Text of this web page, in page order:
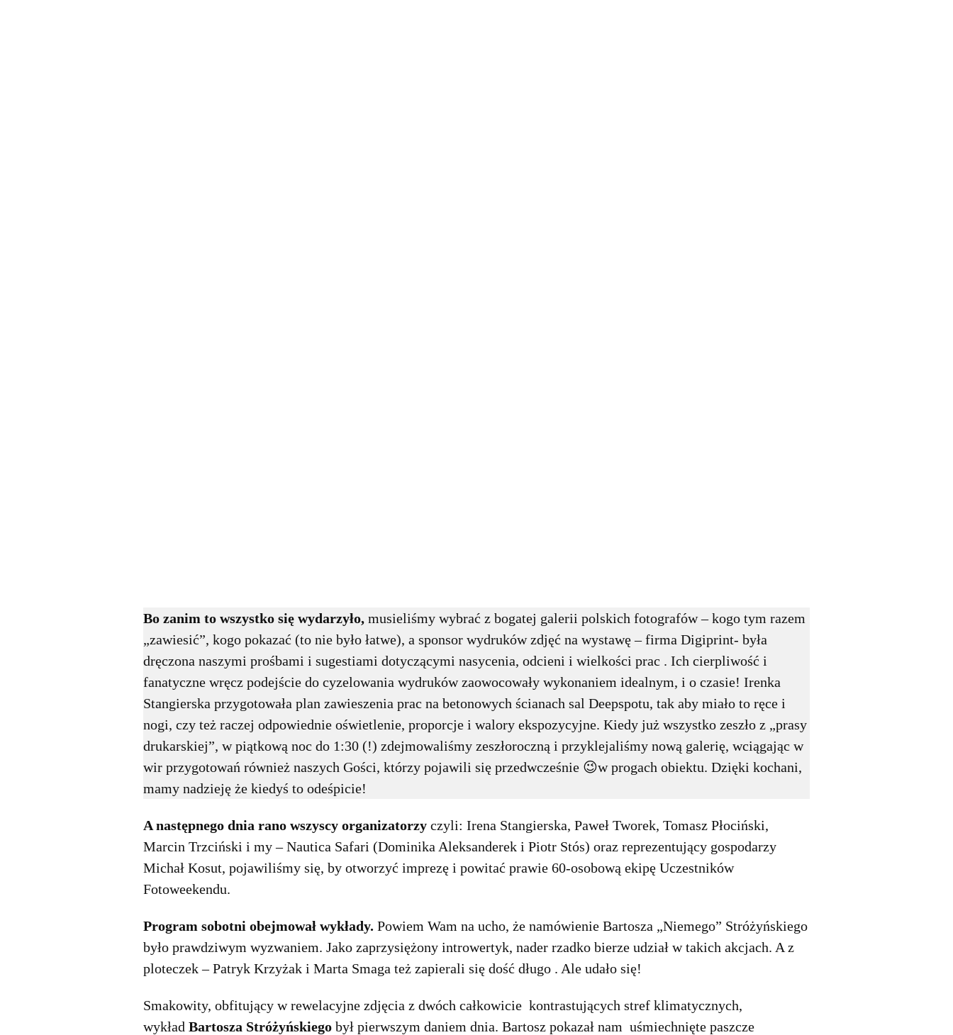
Bo zanim to wszystko się wydarzyło, musieliśmy wybrać z bogatej galerii polskich fotografów – kogo tym razem
„zawiesić”, kogo pokazać (to nie było łatwe), a sponsor wydruków zdjęć na wystawę – firma Digiprint- była
dręczona naszymi prośbami i sugestiami dotyczącymi nasycenia, odcieni i wielkości prac . Ich cierpliwość i
fanatyczne wręcz podejście do cyzelowania wydruków zaowocowały wykonaniem idealnym, i o czasie! Irenka
Stangierska przygotowała plan zawieszenia prac na betonowych ścianach sal Deepspotu, tak aby miało to ręce i
nogi, czy też raczej odpowiednie oświetlenie, proporcje i walory ekspozycyjne. Kiedy już wszystko zeszło z „prasy
drukarskiej”, w piątkową noc do 1:30 (!) zdejmowaliśmy zeszłoroczną i przyklejaliśmy nową galerię, wciągając w
wir przygotowań również naszych Gości, którzy pojawili się przedwcześnie 😉w progach obiektu. Dzięki kochani,
mamy nadzieję że kiedyś to odeśpicie!
A następnego dnia rano wszyscy organizatorzyczyli: Irena Stangierska, Paweł Tworek, Tomasz Płociński,
Marcin Trzciński i my – Nautica Safari (Dominika Aleksanderek i Piotr Stós) oraz reprezentujący gospodarzy
Michał Kosut, pojawiliśmy się, by otworzyć imprezę i powitać prawie 60-osobową ekipę Uczestników
Fotoweekendu.
Program sobotni obejmował wykłady. Powiem Wam na ucho, że namówienie Bartosza „Niemego” Stróżyńskiego
było prawdziwym wyzwaniem. Jako zaprzysiężony introwertyk, nader rzadko bierze udział w takich akcjach. A z
ploteczek – Patryk Krzyżak i Marta Smaga też zapierali się dość długo . Ale udało się!
Smakowity, obfitujący w rewelacyjne zdjęcia z dwóch całkowicie kontrastujących stref klimatycznych,
wykład Bartosza Stróżyńskiegobył pierwszym daniem dnia. Bartosz pokazał nam uśmiechnięte paszcze